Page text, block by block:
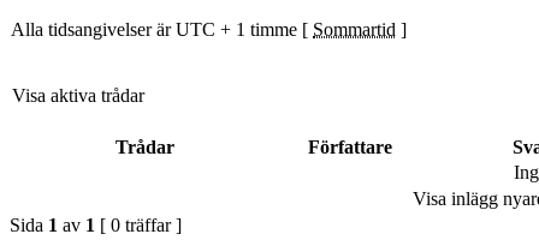
Alla tidsangivelser är UTC + 1 timme [ Sommartid ]
Visa aktiva trådar
Trådar Författare
Visa inlägg
Sida 1 av 1 [ 0 träffar ]